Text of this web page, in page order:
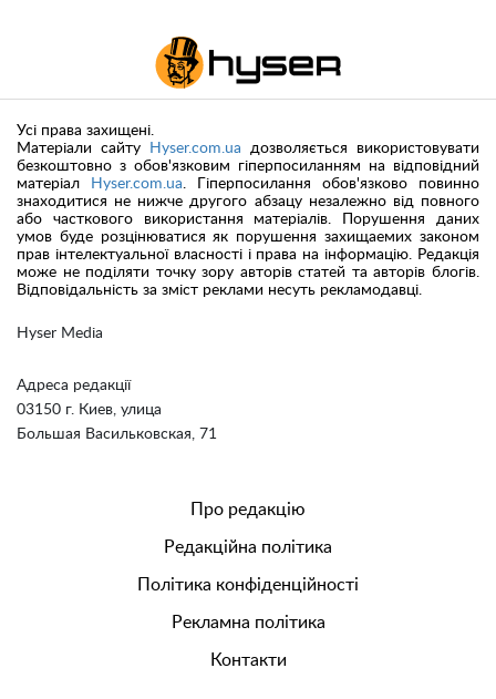
Hyser Media
Адреса редакції
03150 г. Киев, улица
Большая Васильковская, 71
Усі права захищені.
Матеріали сайту
Hyser.com.ua дозволяється використовувати
безкоштовно з обов'язковим гіперпосиланням на відповідний
матеріал
Hyser.com.ua. Гіперпосилання обов'язково повинно
знаходитися не нижче другого абзацу незалежно від повного
або часткового використання матеріалів. Порушення даних
умов буде розцінюватися як порушення захищаемих законом
прав інтелектуальної власності і права на інформацію. Редакція
може не поділяти точку зору авторів статей та авторів блогів.
Відповідальність за зміст реклами несуть рекламодавці.
Про редакцію
Редакційна політика
Політика конфіденційності
Рекламна політика
Контакти